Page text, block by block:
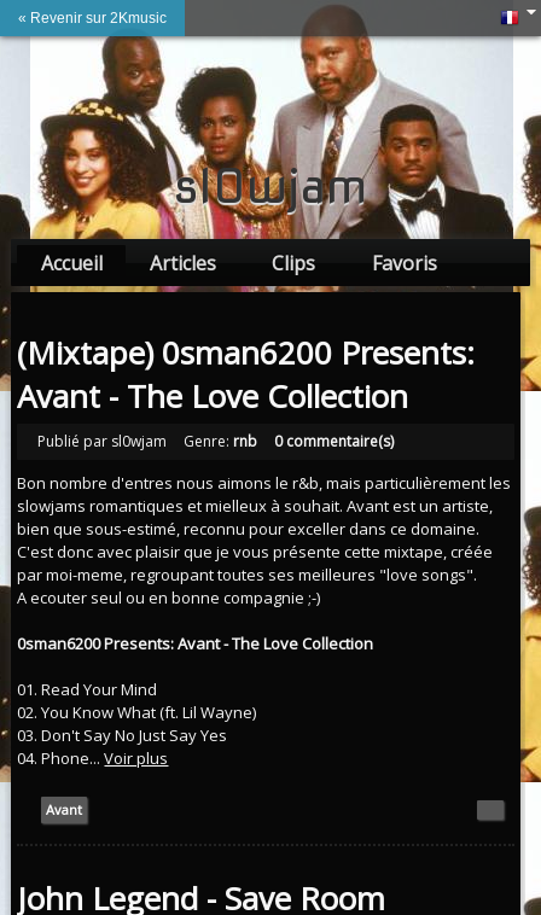
« Revenir sur 2Kmusic
sl0wjam
Accueil Articles Clips
Favoris
Amis
(Mixtape) 0sman6200 Presents:
Avant - The Love Collection
Publié par sl0wjam Genre: rnb 0 commentaire(s)
Bon nombre d'entres nous aimons le r&b, mais particulièrement les
slowjams romantiques et mielleux à souhait. Avant est un artiste,
bien que sous-estimé, reconnu pour exceller dans ce domaine.
C'est donc avec plaisir que je vous présente cette mixtape, créée
par moi-meme, regroupant toutes ses meilleures "love songs".
A ecouter seul ou en bonne compagnie ;-)
0sman6200 Presents: Avant - The Love Collection
01. Read Your Mind
02. You Know What (ft. Lil Wayne)
03. Don't Say No Just Say Yes
04. Phone...Voir plus
Avant
John Legend - Save Room